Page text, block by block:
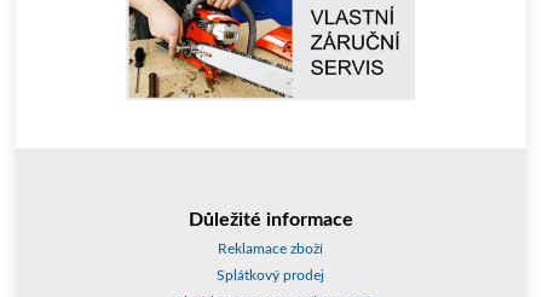
Důležité informace
Reklamace zboží
Splátkový prodej